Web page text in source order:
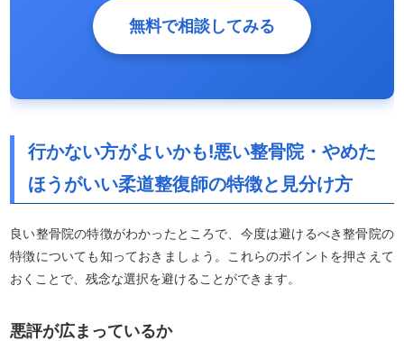
無料で相談してみる
行かない方がよいかも!悪い整骨院・やめた
ほうがいい柔道整復師の特徴と見分け方
良い整骨院の特徴がわかったところで、今度は避けるべき整骨院の
特徴についても知っておきましょう。これらのポイントを押さえて
おくことで、残念な選択を避けることができます。
悪評が広まっているか